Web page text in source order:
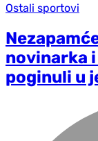
Ostali sportovi
novinarka
poginuli u